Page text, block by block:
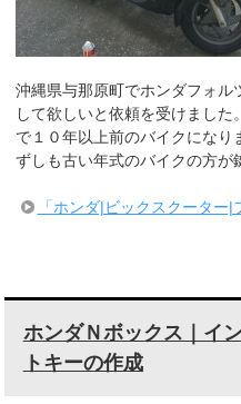
沖縄県与那原町でホンダフォ
して欲しいと依頼を受けまし
で１０年以上前のバイクにな
ずしも古い年式のバイクの方が
「ホンダ|ビックスクーター
ホンダＮボックス｜イ
トキーの作成